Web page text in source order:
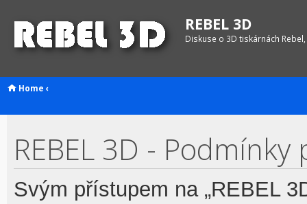
REBEL 3D
Diskuse o 3D tiskárnách
Home ‹
REBEL 3D -
Svým přístupem na „REBEL